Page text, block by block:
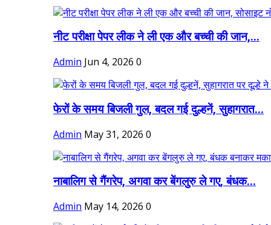
नीट परीक्षा पेपर लीक ने ली एक और बच्ची की जान,...
Admin Jun 4, 2026 0
फेरों के समय बिजली गुल, बदल गई दुल्हनें, सुहागरात...
Admin May 31, 2026 0
नाबालिग से गैंगरेप, अगवा कर बेंगलुरु ले गए, बंधक...
Admin May 14, 2026 0